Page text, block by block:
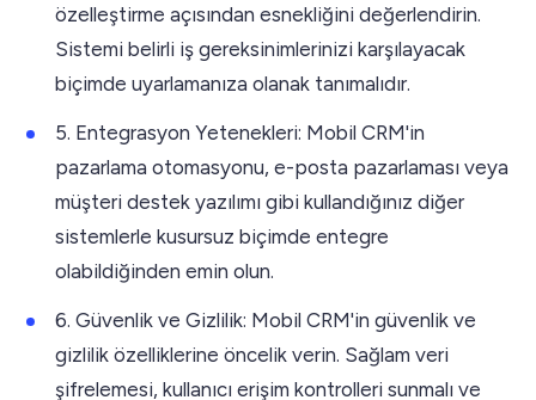
özelleştirme açısından esnekliğini değerlendirin.
Sistemi belirli iş gereksinimlerinizi karşılayacak
biçimde uyarlamanıza olanak tanımalıdır.
5. Entegrasyon Yetenekleri: Mobil CRM'in
pazarlama otomasyonu, e-posta pazarlaması veya
müşteri destek yazılımı gibi kullandığınız diğer
sistemlerle kusursuz biçimde entegre
olabildiğinden emin olun.
6. Güvenlik ve Gizlilik: Mobil CRM'in güvenlik ve
gizlilik özelliklerine öncelik verin. Sağlam veri
şifrelemesi, kullanıcı erişim kontrolleri sunmalı ve